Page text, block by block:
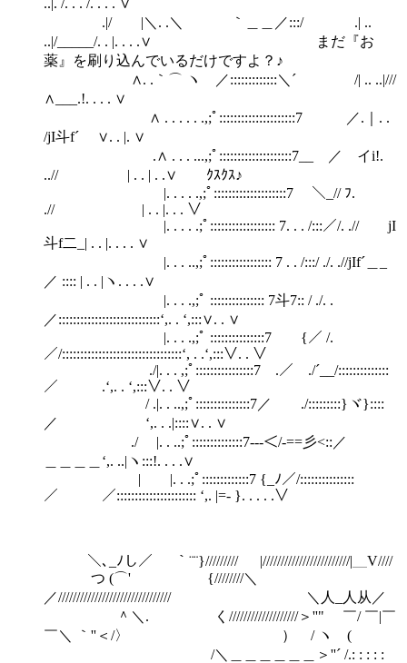
.|/ |＼. .＼ ｀＿＿／:::/ .| ..
..|/_____/. . |. . . .∨ まだ『お
薬』を刷り込んでいるだけですよ？♪
∧. .｀⌒ ヽ ／:::::::::::::＼´ /| .. ..|///
∧___.!. . . . ∨
∧ . . . . . .,;ﾟ:::::::::::::::::::::7 ／.｜. .
/jI斗f´ ∨. . |. ∨
.∧ . . . ...,;ﾟ::::::::::::::::::::7__ ／ イi!.
..// | . . | . .∨ ｸｽｸｽ♪
|. . . . .,;ﾟ::::::::::::::::::::7 ＼_// ﾌ.
.// | . . |. . . ∨
|. . . . .;ﾟ:::::::::::::::::: 7. . . /:::／/. .// jI
斗f二_| . . |. . . . ∨
|. . . ..,;ﾟ::::::::::::::::: 7 . . /:::/ ./. .//jIf´＿_
／ :::: | . . |ヽ. . . .∨
|. . . .,;ﾟ ::::::::::::::: 7斗7:: / ./. .
／::::::::::::::::::::::::::::‘,. . ‘,:::∨. . ∨
|. . . .,;ﾟ :::::::::::::::7 {／ /.
／/:::::::::::::::::::::::::::::::::‘, . .‘,:::∨. . ∨
./|. . . ,;ﾟ::::::::::::::::7 .／ ./´__/::::::::::::::
／￣￣￣.‘,. . ‘,:::∨. . ∨
/ .|. . ..,;ﾟ:::::::::::::::7／ ./:::::::::}ヾ}::::
／ ‘,. . .|::::∨. . ∨
./ |. . ..;ﾟ::::::::::::::7---＜/-==彡<::／
＿＿＿＿‘,. ..|ヽ:::!. . . .∨
| |. . .;ﾟ:::::::::::::7 {_ﾉ／/:::::::::::::::
／ ／:::::::::::::::::::::: ‘,. |=- }. . . . .∨
＼､_ﾉし／ ｀¨¨}///////// |////////////////////////|＿V////
つ (⌒' {////////＼
／/////////////////////////////// ＼人_人从／
＾＼. く///////////////////＞''" ￣/ ￣|￣
￣＼ ｀''＜/〉 ） / ヽ (
/＼＿＿＿＿＿＿＞''´ /.: : : : :